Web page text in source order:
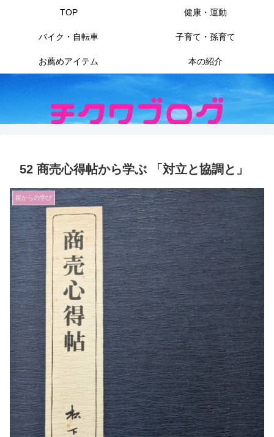
TOP 健康・運動
バイク・自転車 子育て・孫育て
お薦めアイテム 本の紹介
52 商売心得帖から学ぶ 「対立と協調と」
親からの学び